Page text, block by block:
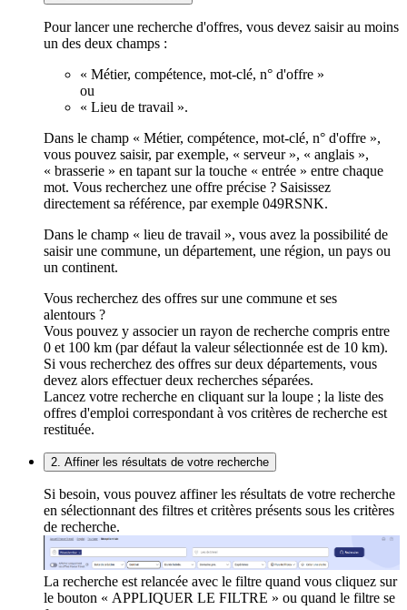
Pour lancer une recherche d'offres, vous devez saisir au moins
un des deux champs :
« Métier, compétence, mot-clé, n° d'offre »
ou
« Lieu de travail ».
Dans le champ « Métier, compétence, mot-clé, n° d'offre »,
vous pouvez saisir, par exemple, « serveur », « anglais »,
« brasserie » en tapant sur la touche « entrée » entre chaque
mot. Vous recherchez une offre précise ? Saisissez
directement sa référence, par exemple 049RSNK.
Dans le champ « lieu de travail », vous avez la possibilité de
saisir une commune, un département, une région, un pays ou
un continent.
Vous recherchez des offres sur une commune et ses
alentours ?
Vous pouvez y associer un rayon de recherche compris entre
0 et 100 km (par défaut la valeur sélectionnée est de 10 km).
Si vous recherchez des offres sur deux départements, vous
devez alors effectuer deux recherches séparées.
Lancez votre recherche en cliquant sur la loupe ; la liste des
offres d'emploi correspondant à vos critères de recherche est
restituée.
2. Affiner les résultats de votre recherche
Si besoin, vous pouvez affiner les résultats de votre recherche
en sélectionnant des filtres et critères présents sous les critères
de recherche.
La recherche est relancée avec le filtre quand vous cliquez sur
le bouton « APPLIQUER LE FILTRE » ou quand le filtre se